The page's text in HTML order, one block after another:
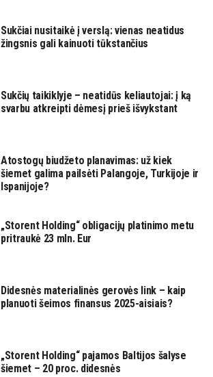
Sukčiai nusitaikė į verslą: vienas neatidus
žingsnis gali kainuoti tūkstančius
Sukčių taikiklyje – neatidūs keliautojai: į ką
svarbu atkreipti dėmesį prieš išvykstant
Atostogų biudžeto planavimas: už kiek
šiemet galima pailsėti Palangoje, Turkijoje ir
Ispanijoje?
„Storent Holding“ obligacijų platinimo metu
pritraukė 23 mln. Eur
Didesnės materialinės gerovės link – kaip
planuoti šeimos finansus 2025-aisiais?
„Storent Holding“ pajamos Baltijos šalyse
šiemet – 20 proc. didesnės